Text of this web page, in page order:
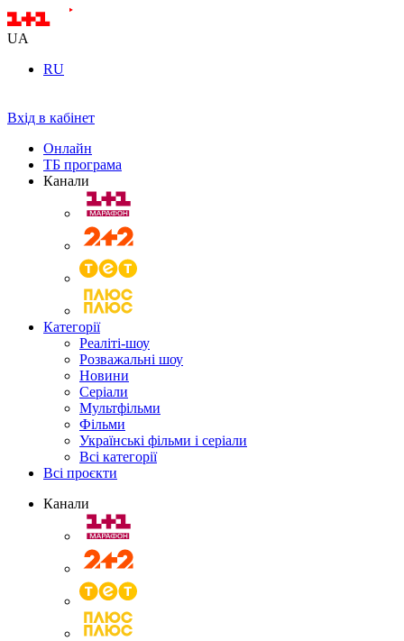
UA
RU
Вхід в кабінет
Онлайн
ТБ програма
Канали
Категорії
Реаліті-шоу
Розважальні шоу
Новини
Серіали
Мультфільми
Фільми
Українські фільми і серіали
Всі категорії
Всі проєкти
Канали